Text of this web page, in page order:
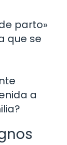
parto»
que se
a